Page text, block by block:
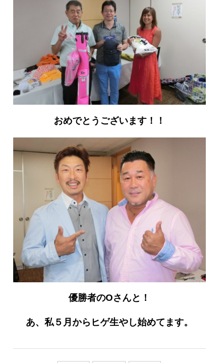
おめでとうございます！！
優勝者のOさんと！
あ、私５月からヒゲ生やし始めてます。